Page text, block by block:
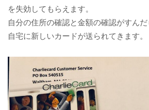
を失効してもらえます。
自分の住所の確認と金額の確認がすん
自宅に新しいカードが送られてきます。